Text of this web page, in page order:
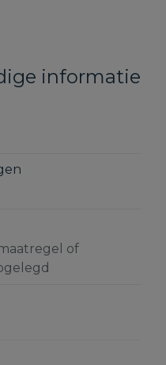
informatie
of